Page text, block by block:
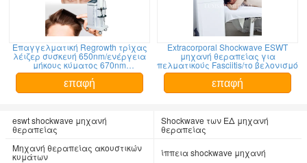
Επαγγελματική Regrowth τρίχας
λέιζερ συσκευή 650nm/ενέργεια
μήκους κύματος 670nm
διευθετήσιμη
επαφή
Extracorporal Shockwave ESWT
μηχανή θεραπείας για
πελματικούς Fasciitis/το βελονισμό
επαφή
eswt shockwave μηχανή
θεραπείας
Shockwave των ΕΔ μηχανή
θεραπείας
Μηχανή θεραπείας ακουστικών
κυμάτων ίππεια shockwave μηχανή